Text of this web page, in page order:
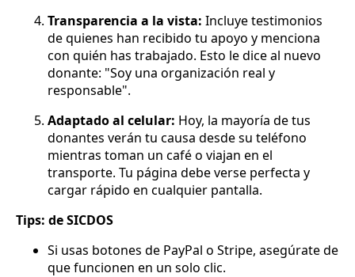
Transparencia a la vista: Incluye testimonios
de quienes han recibido tu apoyo y menciona
con quién has trabajado. Esto le dice al nuevo
donante: "Soy una organización real y
responsable".
Adaptado al celular: Hoy, la mayoría de tus
donantes verán tu causa desde su teléfono
mientras toman un café o viajan en el
transporte. Tu página debe verse perfecta y
cargar rápido en cualquier pantalla.
Tips: de SICDOS
Si usas botones de PayPal o Stripe, asegúrate de
que funcionen en un solo clic.